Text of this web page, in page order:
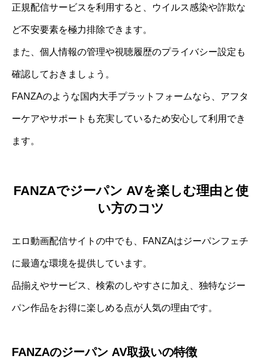
正規配信サービスを利用すると、ウイルス感染や詐欺な
ど不安要素を極力排除できます。
また、個人情報の管理や視聴履歴のプライバシー設定も
確認しておきましょう。
FANZAのような国内大手プラットフォームなら、アフタ
ーケアやサポートも充実しているため安心して利用でき
ます。
FANZAでジーパン AVを楽しむ理由と使
い方のコツ
エロ動画配信サイトの中でも、FANZAはジーパンフェチ
に最適な環境を提供しています。
品揃えやサービス、検索のしやすさに加え、独特なジー
パン作品をお得に楽しめる点が人気の理由です。
FANZAのジーパン AV取扱いの特徴